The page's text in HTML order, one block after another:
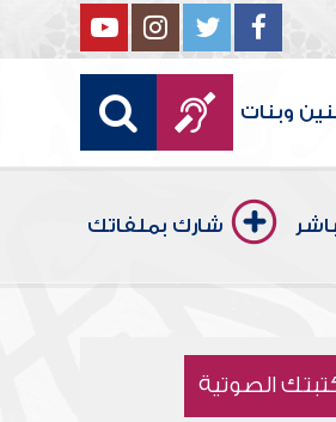
وبنات
شارك بملفاتك
الصوتية